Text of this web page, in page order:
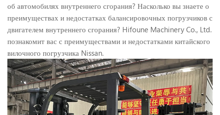
об автомобилях внутреннего сгорания? Насколько вы знаете о
преимуществах и недостатках балансировочных погрузчиков с
двигателем внутреннего сгорания? Hifoune Machinery Co., Ltd.
познакомит вас с преимуществами и недостатками китайского
вилочного погрузчика Nissan.